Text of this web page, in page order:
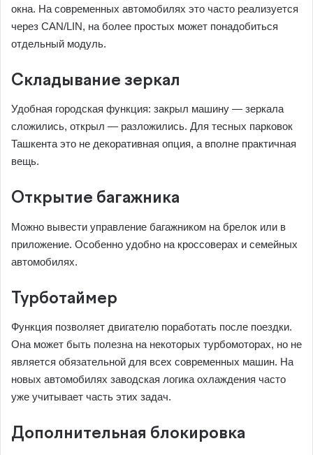
окна. На современных автомобилях это часто реализуется
через CAN/LIN, на более простых может понадобиться
отдельный модуль.
Складывание зеркал
Удобная городская функция: закрыл машину — зеркала
сложились, открыл — разложились. Для тесных парковок
Ташкента это не декоративная опция, а вполне практичная
вещь.
Открытие багажника
Можно вывести управление багажником на брелок или в
приложение. Особенно удобно на кроссоверах и семейных
автомобилях.
Турботаймер
Функция позволяет двигателю поработать после поездки.
Она может быть полезна на некоторых турбомоторах, но не
является обязательной для всех современных машин. На
новых автомобилях заводская логика охлаждения часто
уже учитывает часть этих задач.
Дополнительная блокировка